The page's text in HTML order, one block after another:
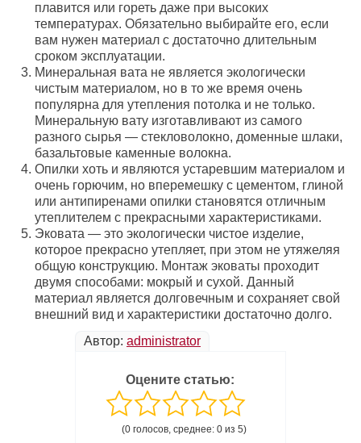
плавится или гореть даже при высоких
температурах. Обязательно выбирайте его, если
вам нужен материал с достаточно длительным
сроком эксплуатации.
Минеральная вата не является экологически
чистым материалом, но в то же время очень
популярна для утепления потолка и не только.
Минеральную вату изготавливают из самого
разного сырья — стекловолокно, доменные шлаки,
базальтовые каменные волокна.
Опилки хоть и являются устаревшим материалом и
очень горючим, но вперемешку с цементом, глиной
или антипиренами опилки становятся отличным
утеплителем с прекрасными характеристиками.
Эковата — это экологически чистое изделие,
которое прекрасно утепляет, при этом не утяжеляя
общую конструкцию. Монтаж эковаты проходит
двумя способами: мокрый и сухой. Данный
материал является долговечным и сохраняет свой
внешний вид и характеристики достаточно долго.
Автор: administrator
Оцените статью:
(0 голосов, среднее: 0 из 5)